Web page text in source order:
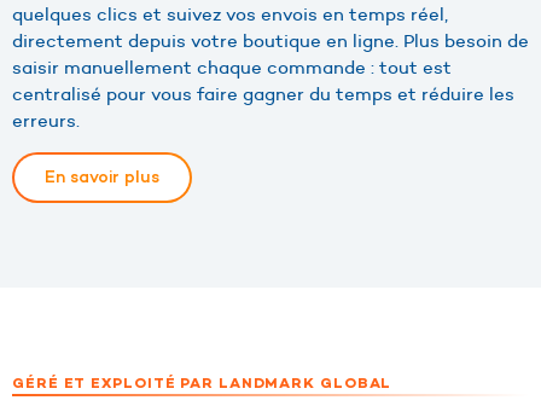
quelques clics et suivez vos envois en temps réel,
directement depuis votre boutique en ligne. Plus besoin de
saisir manuellement chaque commande : tout est
centralisé pour vous faire gagner du temps et réduire les
erreurs.
En savoir plus
GÉRÉ ET EXPLOITÉ PAR LANDMARK GLOBAL